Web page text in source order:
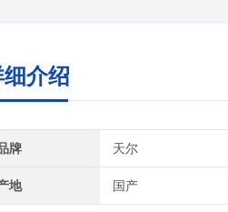
介绍
牌 天尔
地 国产